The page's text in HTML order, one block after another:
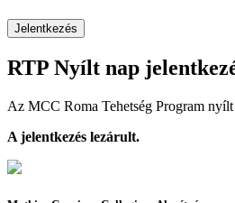
Jelentkezés
RTP Nyílt nap
Az MCC Roma Tehetség Program nyílt
A jelentkezés lezárult.